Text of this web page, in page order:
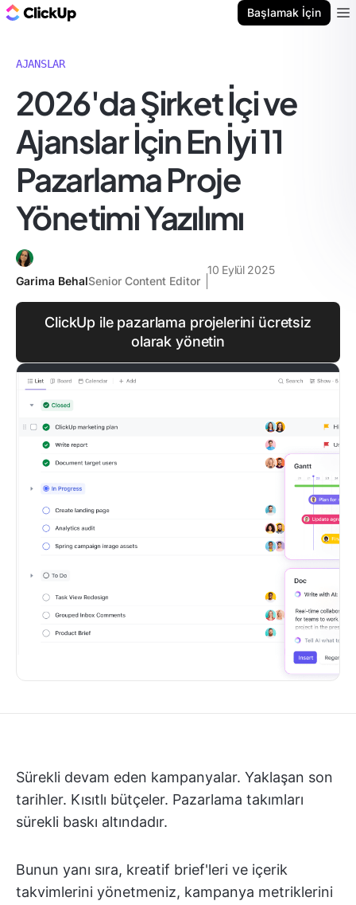
Başlamak İçin
AJANSLAR
2026'da Şirket İçi ve
Ajanslar İçin En İyi 11
Pazarlama Proje
Yönetimi Yazılımı
Garima BehalSenior Content Editor
10 Eylül 2025
ClickUp ile pazarlama projelerini ücretsiz
olarak yönetin
Sürekli devam eden kampanyalar. Yaklaşan son
tarihler. Kısıtlı bütçeler. Pazarlama takımları
sürekli baskı altındadır.
Bunun yanı sıra, kreatif brief'leri ve içerik
takvimlerini yönetmeniz, kampanya metriklerini